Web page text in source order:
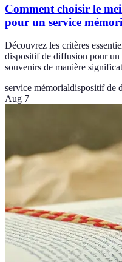
Comment choisir le
pour un service
Découvrez les critères
dispositif de diffusion pour
souvenirs de manière
service mémorialdispositif de
Aug 7